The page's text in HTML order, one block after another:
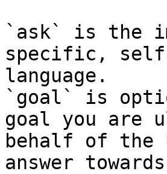
`ask` is the
specific,
language.
`goal` is
goal you are
behalf of
answer